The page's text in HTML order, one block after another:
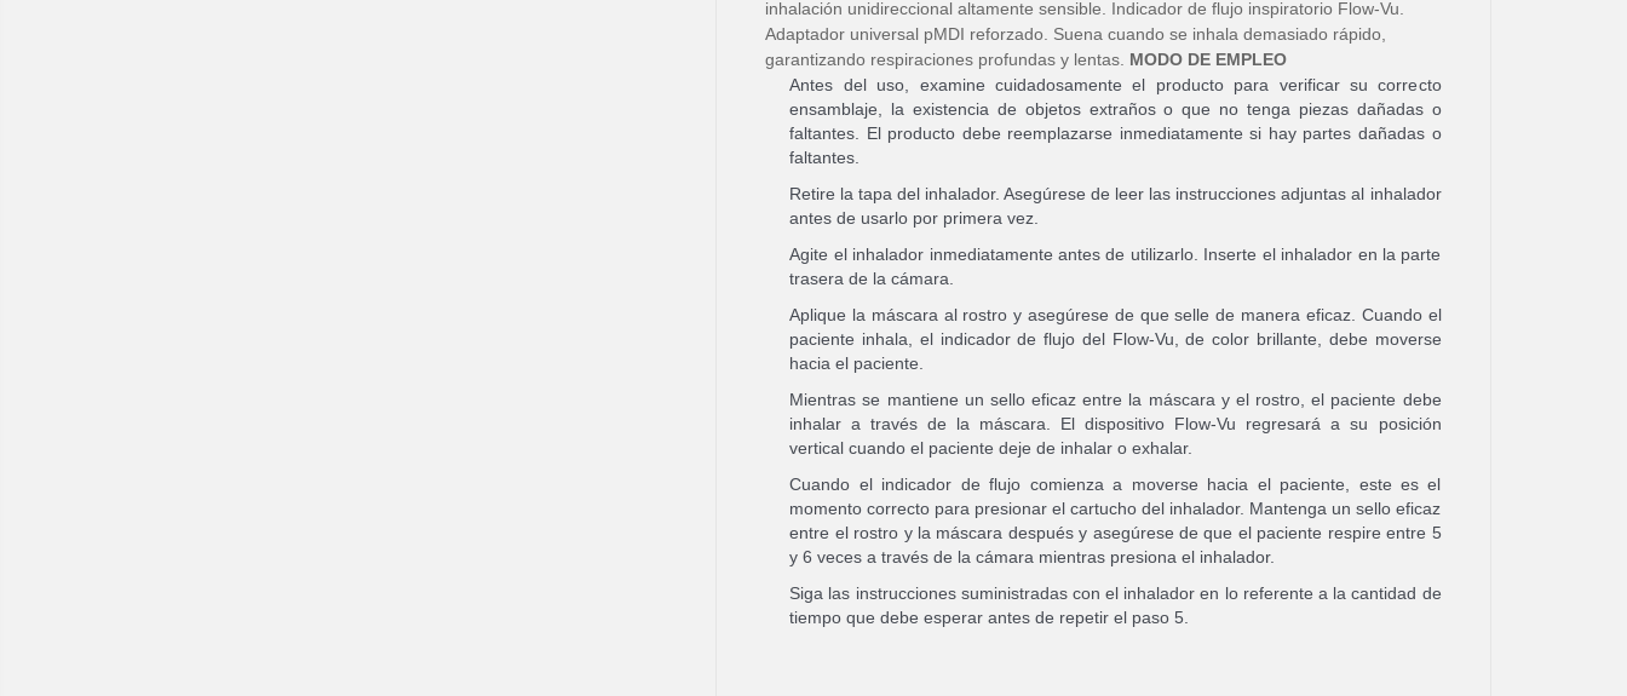
inhalación unidireccional altamente sensible. Indicador de flujo inspiratorio Flow-Vu.
Adaptador universal pMDI reforzado. Suena cuando se inhala demasiado rápido,
garantizando respiraciones profundas y lentas. MODO DE EMPLEO
Antes del uso, examine cuidadosamente el producto para verificar su correcto
ensamblaje, la existencia de objetos extraños o que no tenga piezas dañadas o
faltantes. El producto debe reemplazarse inmediatamente si hay partes dañadas o
faltantes.
Retire la tapa del inhalador. Asegúrese de leer las instrucciones adjuntas al inhalador
antes de usarlo por primera vez.
Agite el inhalador inmediatamente antes de utilizarlo. Inserte el inhalador en la parte
trasera de la cámara.
Aplique la máscara al rostro y asegúrese de que selle de manera eficaz. Cuando el
paciente inhala, el indicador de flujo del Flow-Vu, de color brillante, debe moverse
hacia el paciente.
Mientras se mantiene un sello eficaz entre la máscara y el rostro, el paciente debe
inhalar a través de la máscara. El dispositivo Flow-Vu regresará a su posición
vertical cuando el paciente deje de inhalar o exhalar.
Cuando el indicador de flujo comienza a moverse hacia el paciente, este es el
momento correcto para presionar el cartucho del inhalador. Mantenga un sello eficaz
entre el rostro y la máscara después y asegúrese de que el paciente respire entre 5
y 6 veces a través de la cámara mientras presiona el inhalador.
Siga las instrucciones suministradas con el inhalador en lo referente a la cantidad de
tiempo que debe esperar antes de repetir el paso 5.